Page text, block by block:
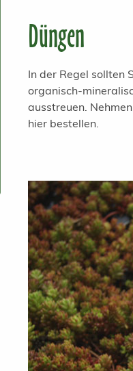
Düngen
In der Regel sollten
organisch-
ausstreuen.
hier bestellen.